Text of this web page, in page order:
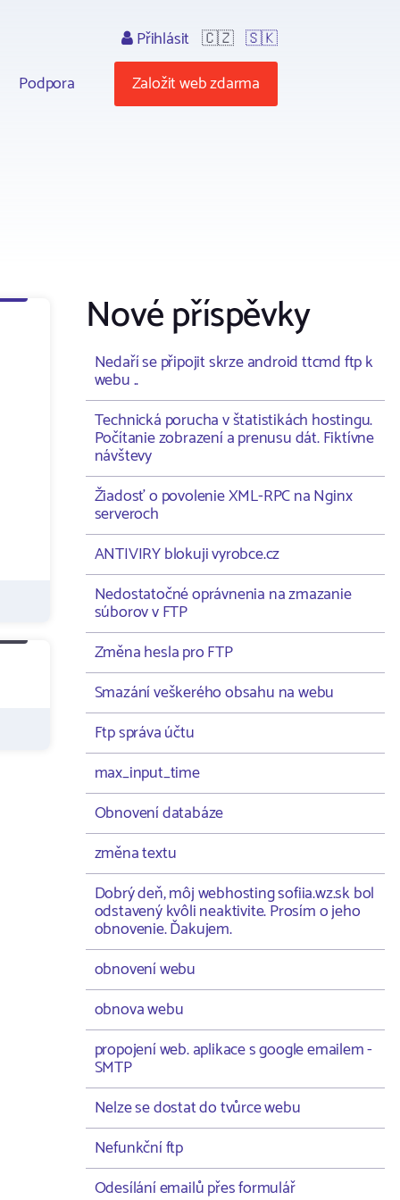
Podpora
Přihlásit 🇨🇿 🇸🇰
Založit web zdarma
Nové příspěvky
Nedaří se připojit skrze android ttcmd ftp k
webu ..
Technická porucha v štatistikách hostingu.
Počítanie zobrazení a prenusu dát. Fiktívne
návštevy
Žiadosť o povolenie XML-RPC na Nginx
serveroch
ANTIVIRY blokuji vyrobce.cz
Nedostatočné oprávnenia na zmazanie
súborov v FTP
Změna hesla pro FTP
Smazání veškerého obsahu na webu
Ftp správa účtu
max_input_time
Obnovení databáze
změna textu
Dobrý deň, môj webhosting sofiia.wz.sk bol
odstavený kvôli neaktivite. Prosím o jeho
obnovenie. Ďakujem.
obnovení webu
obnova webu
propojení web. aplikace s google emailem -
SMTP
Nelze se dostat do tvůrce webu
Nefunkční ftp
Odesílání emailů přes formulář